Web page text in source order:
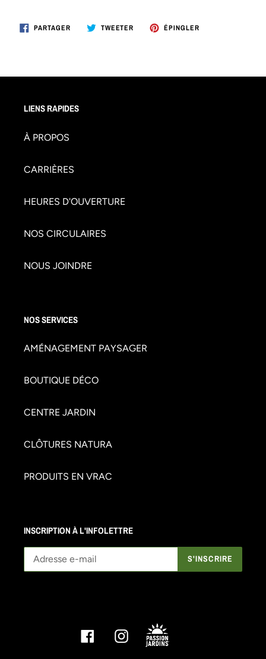
PARTAGERPARTAGER
SUR
TWEETER TWEETERÉPINGLER
LIENS RAPIDES
À PROPOS
CARRIÈRES
HEURES D'OUVERTURE
NOS CIRCULAIRES
NOUS JOINDRE
NOS SERVICES
AMÉNAGEMENT PAYSAGER
BOUTIQUE DÉCO
CENTRE JARDIN
CLÔTURES NATURA
PRODUITS EN VRAC
INSCRIPTION À L'INFOLETTRE
S'INSCRIRE
FacebookInstagram